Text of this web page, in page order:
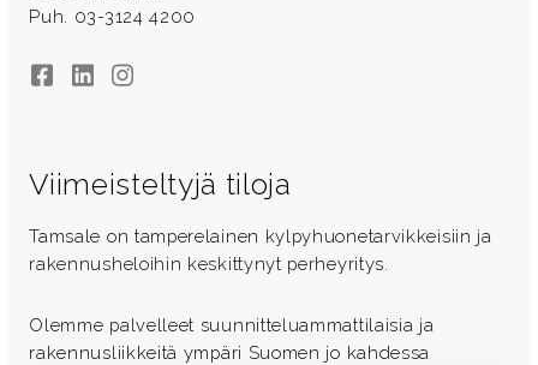
Puh. 03-3124 4200
FacebookLinkedInInstagram
Viimeisteltyjä tiloja
Tamsale on tamperelainen kylpyhuonetarvikkeisiin ja
rakennusheloihin keskittynyt perheyritys.
Olemme palvelleet suunnitteluammattilaisia ja
rakennusliikkeitä ympäri Suomen jo kahdessa